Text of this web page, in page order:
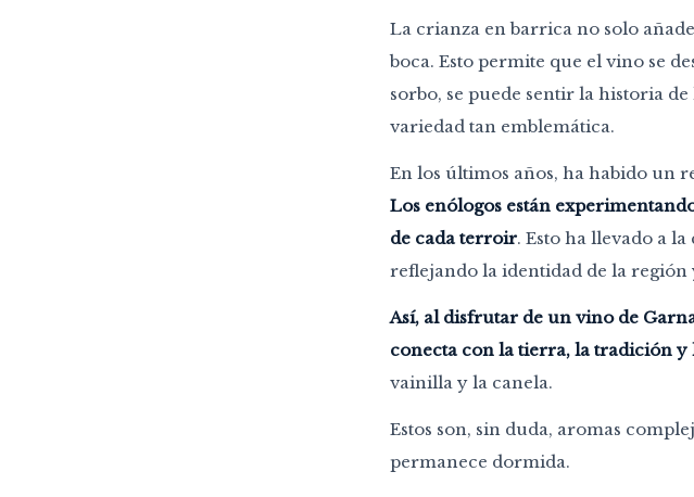
La crianza en barrica no solo
boca. Esto permite que el vino se
sorbo, se puede sentir la historia
variedad tan emblemática.
En los últimos años, ha habido un
Los enólogos están
de cada terroir. Esto ha llevado a
reflejando la identidad de la
Así, al disfrutar de un vino de
conecta con la tierra, la tradición y
vainilla y la canela.
Estos son, sin duda, aromas
permanece dormida.